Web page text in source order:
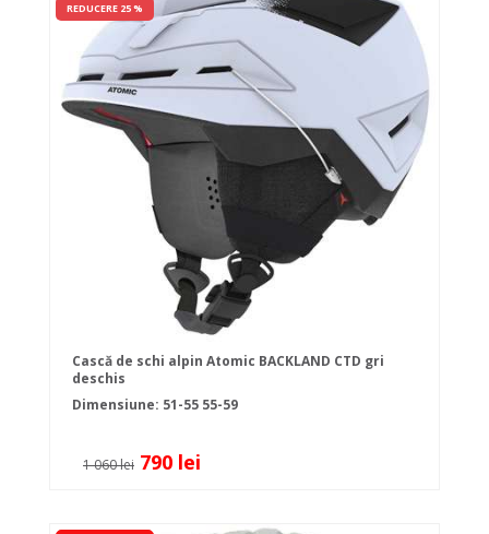
REDUCERE 25 %
Cască de schi alpin Atomic BACKLAND CTD gri
deschis
Dimensiune: 51-55 55-59
1 060 lei 790 lei